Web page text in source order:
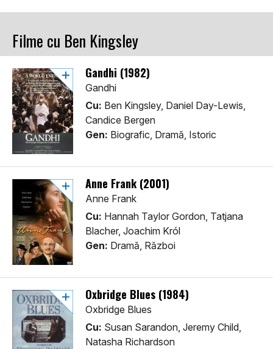
Filme cu Ben Kingsley
Gandhi (1982)
Gandhi
Cu: Ben Kingsley, Daniel Day-Lewis,
Candice Bergen
Gen: Biografic, Dramă, Istoric
Anne Frank (2001)
Anne Frank
Cu: Hannah Taylor Gordon, Tatjana
Blacher, Joachim Król
Gen: Dramă, Război
Oxbridge Blues (1984)
Oxbridge Blues
Cu: Susan Sarandon, Jeremy Child,
Natasha Richardson